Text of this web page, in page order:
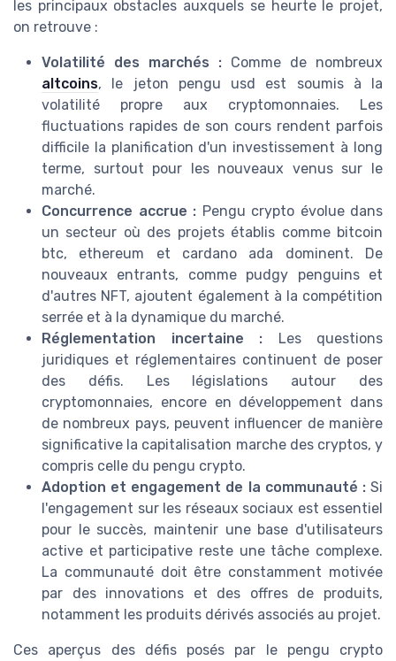
les principaux obstacles auxquels se heurte le projet,
on retrouve :
Volatilité des marchés : Comme de nombreux
altcoins, le jeton pengu usd est soumis à la
volatilité propre aux cryptomonnaies. Les
fluctuations rapides de son cours rendent parfois
difficile la planification d'un investissement à long
terme, surtout pour les nouveaux venus sur le
marché.
Concurrence accrue : Pengu crypto évolue dans
un secteur où des projets établis comme bitcoin
btc, ethereum et cardano ada dominent. De
nouveaux entrants, comme pudgy penguins et
d'autres NFT, ajoutent également à la compétition
serrée et à la dynamique du marché.
Réglementation incertaine : Les questions
juridiques et réglementaires continuent de poser
des défis. Les législations autour des
cryptomonnaies, encore en développement dans
de nombreux pays, peuvent influencer de manière
significative la capitalisation marche des cryptos, y
compris celle du pengu crypto.
Adoption et engagement de la communauté :Si
l'engagement sur les réseaux sociaux est essentiel
pour le succès, maintenir une base d'utilisateurs
active et participative reste une tâche complexe.
La communauté doit être constamment motivée
par des innovations et des offres de produits,
notamment les produits dérivés associés au projet.
Ces aperçus des défis posés par le pengu crypto